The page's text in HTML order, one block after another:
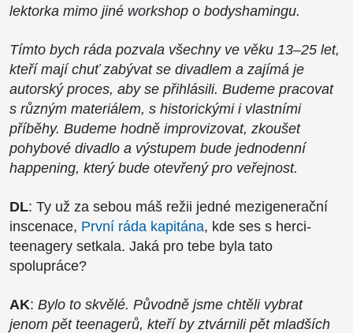
lektorka mimo jiné workshop o bodyshamingu.
Tímto bych ráda pozvala všechny ve věku 13–25 let,
kteří mají chuť zabývat se divadlem a zajímá je
autorský proces, aby se přihlásili. Budeme pracovat
s různým materiálem, s historickými i vlastními
příběhy. Budeme hodně improvizovat, zkoušet
pohybové divadlo a výstupem bude jednodenní
happening, který bude otevřený pro veřejnost.
DL: Ty už za sebou máš režii jedné mezigenerační
inscenace, První ráda kapitána, kde ses s herci-
teenagery setkala. Jaká pro tebe byla tato
spolupráce?
AK: Bylo to skvělé. Původně jsme chtěli vybrat
jenom pět teenagerů, kteří by ztvárnili pět mladších